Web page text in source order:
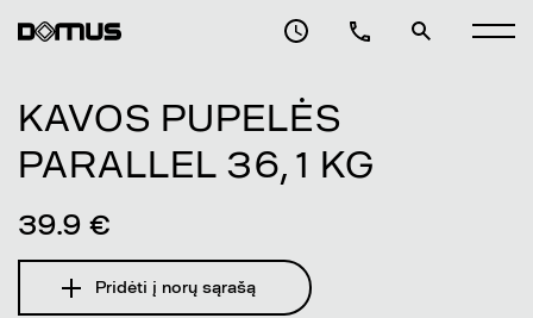
KAVOS PUPELĖS
PARALLEL 36, 1 KG
39.9 €
Pridėti į norų sąrašą